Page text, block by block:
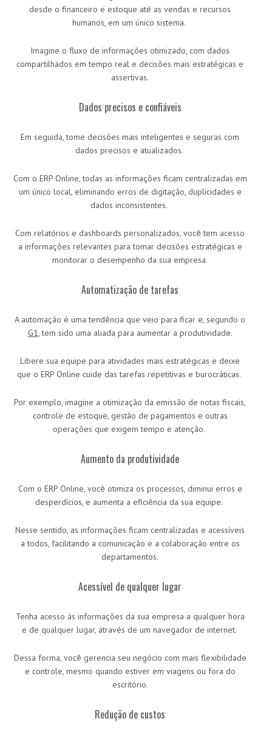
desde o financeiro e estoque até as vendas e recursos
humanos, em um único sistema.
Imagine o fluxo de informações otimizado, com dados
compartilhados em tempo real e decisões mais estratégicas e
assertivas.
Dados precisos e confiáveis
Em seguida, tome decisões mais inteligentes e seguras com
dados precisos e atualizados.
Com o ERP Online, todas as informações ficam centralizadas em
um único local, eliminando erros de digitação, duplicidades e
dados inconsistentes.
Com relatórios e dashboards personalizados, você tem acesso
a informações relevantes para tomar decisões estratégicas e
monitorar o desempenho da sua empresa.
Automatização de tarefas
A automação é uma tendência que veio para ficar e, segundo o
G1, tem sido uma aliada para aumentar a produtividade.
Libere sua equipe para atividades mais estratégicas e deixe
que o ERP Online cuide das tarefas repetitivas e burocráticas.
Por exemplo, imagine a otimização da emissão de notas fiscais,
controle de estoque, gestão de pagamentos e outras
operações que exigem tempo e atenção.
Aumento da produtividade
Com o ERP Online, você otimiza os processos, diminui erros e
desperdícios, e aumenta a eficiência da sua equipe.
Nesse sentido, as informações ficam centralizadas e acessíveis
a todos, facilitando a comunicação e a colaboração entre os
departamentos.
Acessível de qualquer lugar
Tenha acesso às informações da sua empresa a qualquer hora
e de qualquer lugar, através de um navegador de internet.
Dessa forma, você gerencia seu negócio com mais flexibilidade
e controle, mesmo quando estiver em viagens ou fora do
escritório.
Redução de custos